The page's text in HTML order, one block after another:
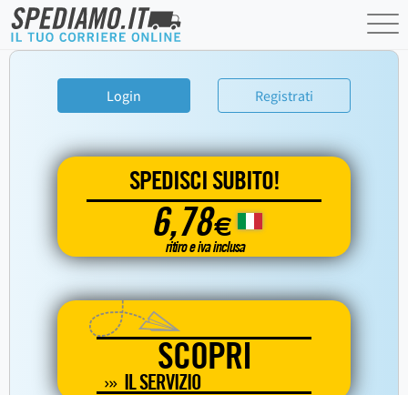
Login Registrati
SPEDISCI SUBITO!
6,78€
ritiro e iva inclusa
SCOPRI
IL SERVIZIO